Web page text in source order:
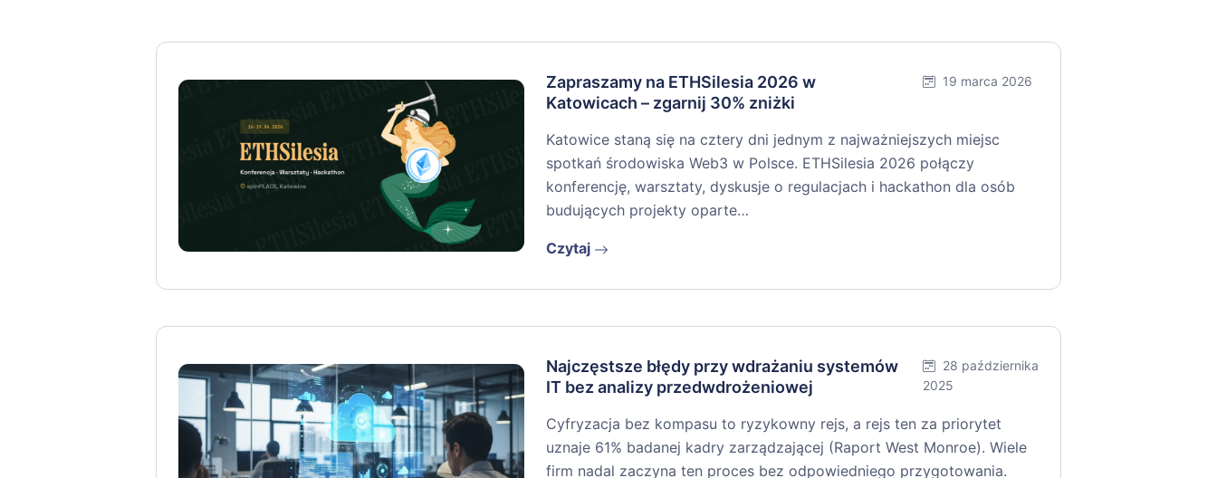
Zapraszamy na ETHSilesia 2026 w
Katowicach – zgarnij 30% zniżki
19 marca 2026
Katowice staną się na cztery dni jednym z najważniejszych miejsc
spotkań środowiska Web3 w Polsce. ETHSilesia 2026 połączy
konferencję, warsztaty, dyskusje o regulacjach i hackathon dla osób
budujących projekty oparte…
Czytaj
Najczęstsze błędy przy wdrażaniu systemów
IT bez analizy przedwdrożeniowej
28 października
2025
Cyfryzacja bez kompasu to ryzykowny rejs, a rejs ten za priorytet
uznaje 61% badanej kadry zarządzającej (Raport West Monroe). Wiele
firm nadal zaczyna ten proces bez odpowiedniego przygotowania.